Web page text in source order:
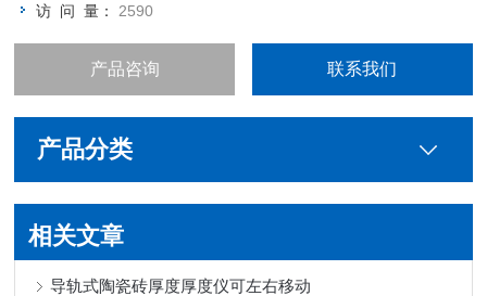
访 问 量： 2590
产品咨询 联系我们
产品分类
相关文章
导轨式陶瓷砖厚度厚度仪可左右移动